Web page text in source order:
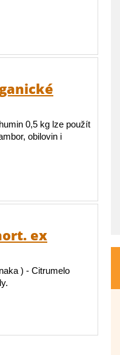
0,5 kg lze použít
obilovin i
ex
) - Citrumelo